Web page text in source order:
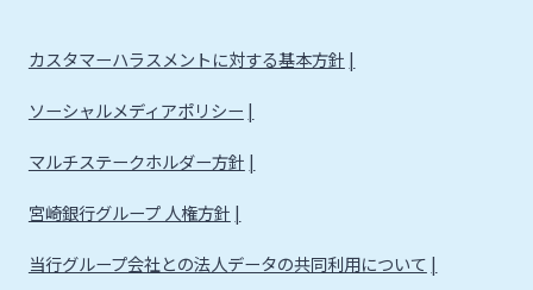
個人のお客さま
株主・投資家の皆さま
カスタマーハラスメントに対する基本方針
ソーシャルメディアポリシー
マルチステークホルダー方針
宮崎銀行グループ 人権方針
当行グループ会社との法人データの共同利用について